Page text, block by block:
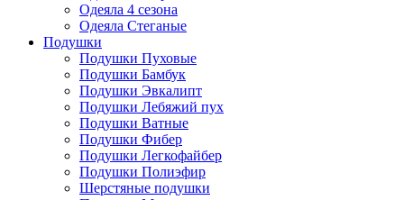
Одеяла 4 сезона
Одеяла Стеганые
Подушки
Подушки Пуховые
Подушки Бамбук
Подушки Эвкалипт
Подушки Лебяжий пух
Подушки Ватные
Подушки Фибер
Подушки Легкофайбер
Подушки Полиэфир
Шерстяные подушки